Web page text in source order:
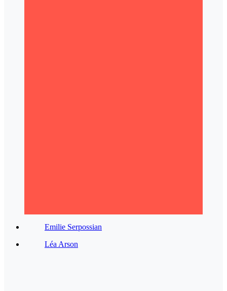
Emilie Serpossian
Léa Arson